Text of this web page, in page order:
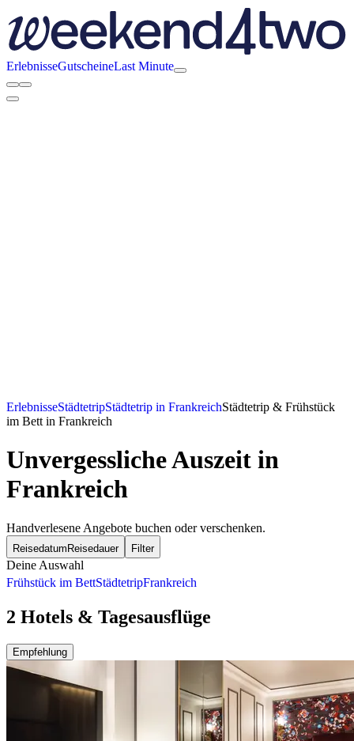
ErlebnisseGutscheineLast Minute
ErlebnisseStädtetripStädtetrip in FrankreichStädtetrip & Frühstück
im Bett in Frankreich
Unvergessliche Auszeit in
Frankreich
Handverlesene Angebote buchen oder verschenken.
Reisedatum Reisedauer Filter
Deine Auswahl
Frühstück im BettStädtetripFrankreich
2 Hotels & Tagesausflüge
Empfehlung